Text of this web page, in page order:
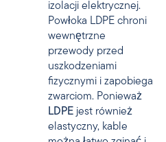
izolacji elektrycznej.
Powłoka LDPE chroni
wewnętrzne
przewody przed
uszkodzeniami
fizycznymi i zapobiega
zwarciom. Ponieważ
LDPE jest również
elastyczny, kable